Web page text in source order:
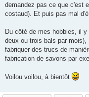
demandez pas ce que c'est
costaud). Et puis pas mal
Du côté de mes hobbies, il
deux ou trois bals par
fabriquer des trucs de
fabrication de savons par
Voilou voilou, à bientôt